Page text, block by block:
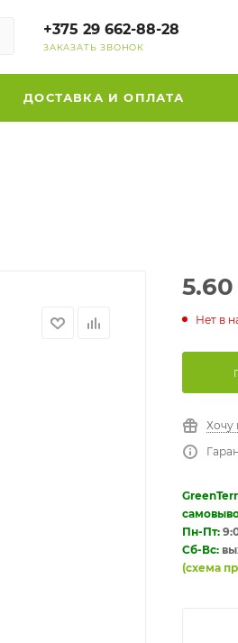
+375 29 662-88-28
ЗАКАЗАТЬ ЗВОНОК
ДОСТАВКА И ОПЛАТА
5.60
Нет в
Хочу
Пн-Пт:
Сб-Вс:
(схема